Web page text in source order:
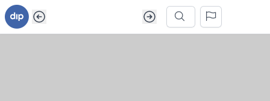
Ga naar inhoud van webarchief
Zoek in dit webarchief